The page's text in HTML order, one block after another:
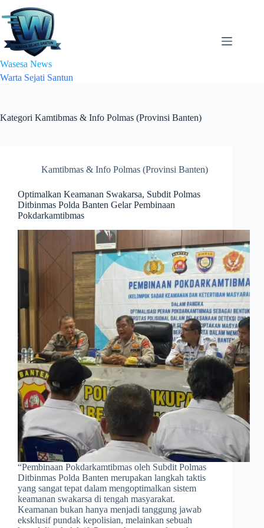
to
content
Wasesa News
Warta Sejati Santun
Kategori Kamtibmas & Info Polmas (Provinsi Banten)
Kamtibmas & Info Polmas (Provinsi Banten)
Optimalkan Keamanan Swakarsa, Subdit Polmas
Ditbinmas Polda Banten Gelar Pembinaan
Pokdarkamtibmas
“Pembinaan Pokdarkamtibmas oleh Subdit Polmas
Ditbinmas Polda Banten merupakan langkah taktis
yang sangat tepat dalam mengoptimalkan sistem
keamanan swakarsa di tengah masyarakat.
Keamanan bukan hanya menjadi tanggung jawab
eksklusif pundak kepolisian, melainkan sebuah